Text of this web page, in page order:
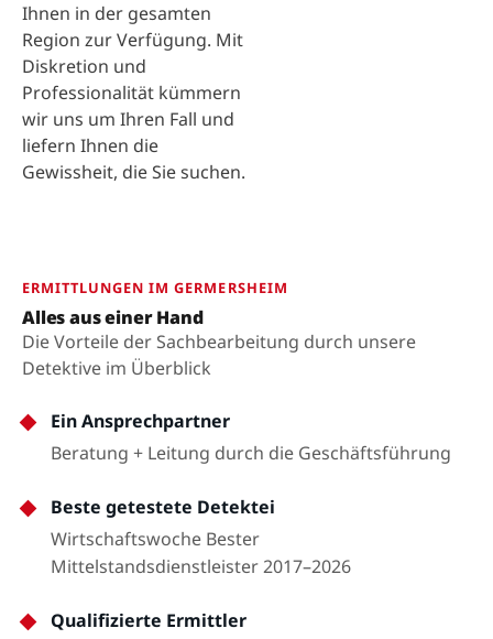
Ihnen in der gesamten
Region zur Verfügung. Mit
Diskretion und
Professionalität kümmern
wir uns um Ihren Fall und
liefern Ihnen die
Gewissheit, die Sie suchen.
ERMITTLUNGEN IM GERMERSHEIM
Alles aus einer Hand
Die Vorteile der Sachbearbeitung durch unsere
Detektive im Überblick
Ein Ansprechpartner
Beratung + Leitung durch die Geschäftsführung
Beste getestete Detektei
Wirtschaftswoche Bester
Mittelstandsdienstleister 2017–2026
Qualifizierte Ermittler